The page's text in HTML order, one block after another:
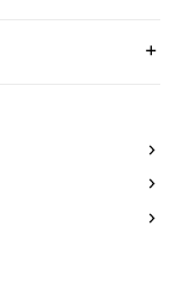
腰带不慎接触到